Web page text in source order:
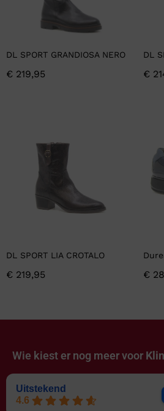
DL SPORT GRANDIOSA NERO
€ 219,95
DL
€
DL SPORT LIA CROTALO
€ 219,95 €
Wie kiest er nog meer voor
Uitstekend
4.6